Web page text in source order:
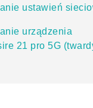
ustawień
urządzenia
21 pro 5G